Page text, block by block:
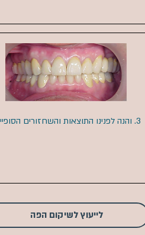
3. והנה לפנינו התוצאות והשחזורים הסופיים!
לייעוץ לשיקום הפה